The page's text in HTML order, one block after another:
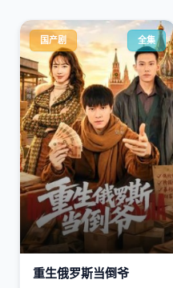
国产剧 全集
重生俄罗斯当倒爷